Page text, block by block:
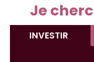
Je
INVESTIR